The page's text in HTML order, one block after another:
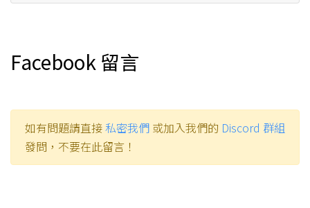
Facebook 留言
如有問題請直接私密我們 或加入我們的 Discord 群組
發問，不要在此留言！